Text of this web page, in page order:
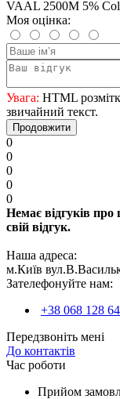
VAAL 2500M 5%
Моя оцінка:
Увага: HTML
звичайний текст.
Продовжити
0
0
0
0
0
Немає відгуків
свій відгук.
Наша адреса:
м.Київ
Зателефонуйте нам:
+38 068 128
Передзвоніть мені
До контактів
Час роботи
Прийом